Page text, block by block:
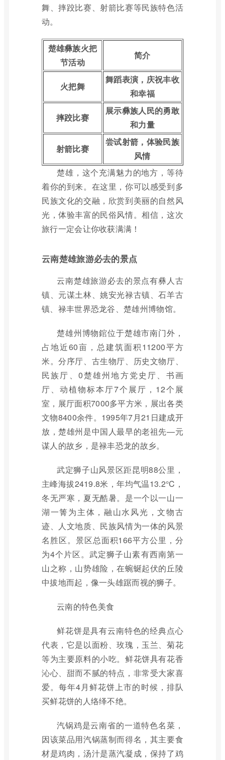
舞、摔跤比赛、射箭比赛等民族特色活
动。
楚雄彝族火把
节活动
简介
火把舞
舞蹈表演，庆祝丰收
和幸福
摔跤比赛
展示彝族人民的勇敢
和力量
射箭比赛
尝试射箭，体验民族
风情
楚雄，这个充满魅力的地方，等待
着你的到来。在这里，你可以感受到多
民族文化的交融，欣赏到美丽的自然风
光，体验丰富的民俗风情。相信，这次
旅行一定会让你收获满满！
云南楚雄旅游必去的景点
云南楚雄旅游必去的景点有彝人古
镇、元谋土林、姚安光禄古镇、石羊古
镇、禄丰世界恐龙谷、楚雄州博物馆。
楚雄州博物錧位于楚雄市南门外，
占地近60亩，总建筑面积11200平方
米。分序厅、古生物厅、历史文物厅、
民族厅、0楚雄州地方党史厅、书画
厅、动植物标本厅7个展厅，12个展
室，展厅面积7000多平方米，展出各类
文物8400余件。1995年7月21日建成开
放，楚雄州是中国人最早的老祖先—元
谋人的故乡，是禄丰恐龙的故乡。
武定狮子山风景区距昆明88公里，
主峰海拔2419.8米，年均气温13.2°C，
冬无严寒，夏无酷暑。是一个以一山一
湖一箐为主体，融山水风光，文物古
迹、人文地质、民族风情为一体的风景
名胜区。景区总面积166平方公里，分
为4个片区。武定狮子山素有西南第一
山之称，山势雄险，在蜿蜒起伏的丘陵
中拔地而起，像一头雄踞而视的狮子。
云南的特色美食
鲜花饼是具有云南特色的经典点心
代表，它是以面粉、玫瑰，玉兰、菊花
等为主要原料的小吃。鲜花饼具有花香
沁心、甜而不腻的特点，非常受大家喜
爱。每年4月鲜花饼上市的时候，排队
买鲜花饼的人络绎不绝。
汽锅鸡是云南省的一道特色名菜，
因该菜品用汽锅蒸制而得名，其主要食
材是鸡肉，汤汁是蒸汽凝成，保持了鸡